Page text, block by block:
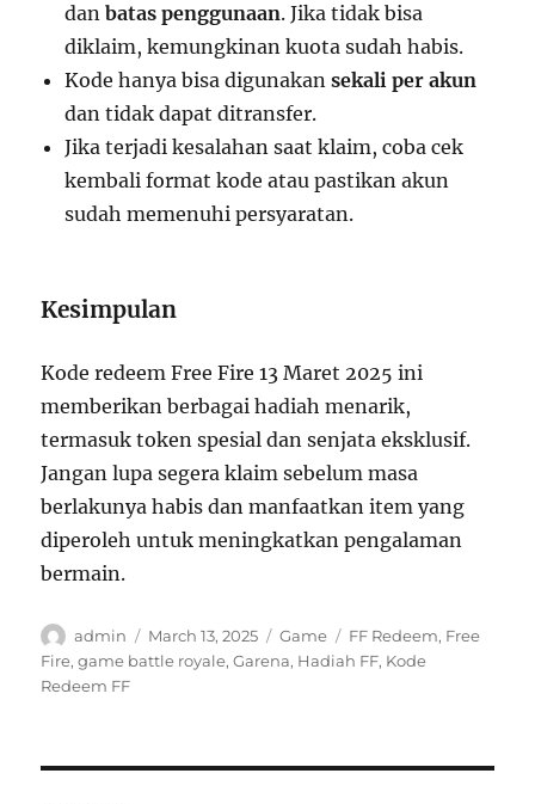
danbatas penggunaan. Jika tidak bisa
diklaim, kemungkinan kuota sudah habis.
Kode hanya bisa digunakansekali per akun
dan tidak dapat ditransfer.
Jika terjadi kesalahan saat klaim, coba cek
kembali format kode atau pastikan akun
sudah memenuhi persyaratan.
Kesimpulan
Kode redeem Free Fire 13 Maret 2025 ini
memberikan berbagai hadiah menarik,
termasuk token spesial dan senjata eksklusif.
Jangan lupa segera klaim sebelum masa
berlakunya habis dan manfaatkan item yang
diperoleh untuk meningkatkan pengalaman
bermain.
Author
admin
Posted
on
March 13, 2025 Categories
Game Tags
FF Redeem, Free
Fire,game battle royale,Garena, Hadiah FF, Kode
Redeem FF